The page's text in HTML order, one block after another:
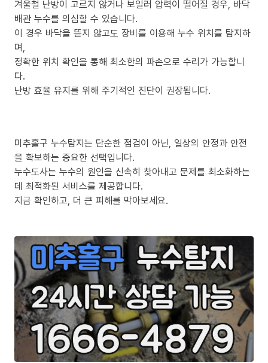
겨울철 난방이 고르지 않거나 보일러 압력이 떨어질 경우, 바닥
배관 누수를 의심할 수 있습니다.
이 경우 바닥을 뜯지 않고도 장비를 이용해 누수 위치를 탐지하
며,
정확한 위치 확인을 통해 최소한의 파손으로 수리가 가능합니
다.
난방 효율 유지를 위해 주기적인 진단이 권장됩니다.
미추홀구 누수탐지는 단순한 점검이 아닌, 일상의 안정과 안전
을 확보하는 중요한 선택입니다.
누수도사는 누수의 원인을 신속히 찾아내고 문제를 최소화하는
데 최적화된 서비스를 제공합니다.
지금 확인하고, 더 큰 피해를 막아보세요.